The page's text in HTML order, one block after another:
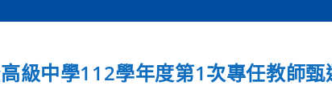
級中學112學年度第1次專任教師甄